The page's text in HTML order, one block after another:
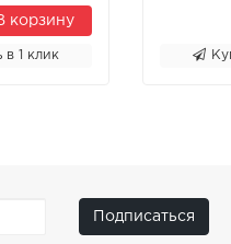
корзину
в 1 клик
Подписаться